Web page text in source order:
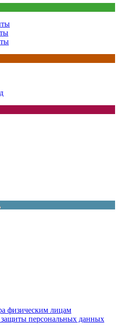
физическим лицам
персональных данных